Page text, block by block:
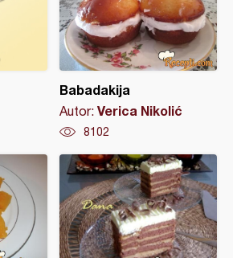
Babadakija
Autor: Verica Nikolić
8102